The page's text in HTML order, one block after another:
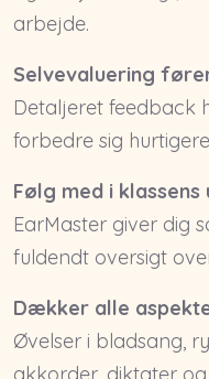
arbejde.
Selvevaluering
Detaljeret feedback
forbedre sig
Følg med i
EarMaster giver dig
fuldendt oversigt
Dækker alle
Øvelser i bladsang,
akkorder, diktater